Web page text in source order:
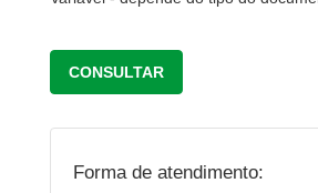
CONSULTAR
Forma de atendimento: